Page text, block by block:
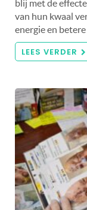
blij met de
van hun kwaal
energie en
LEES VERDER